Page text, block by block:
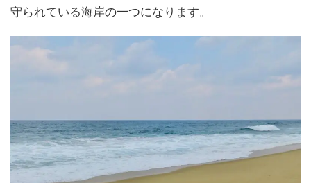
守られている海岸の一つになります。